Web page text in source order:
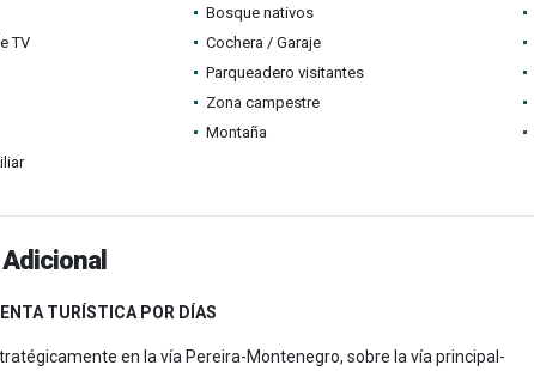
Bosque nativos
TV
Cochera / Garaje
Parqueadero visitantes
Zona campestre
Montaña
TURÍSTICA POR DÍAS
en la vía Pereira-Montenegro, sobre la vía principal-